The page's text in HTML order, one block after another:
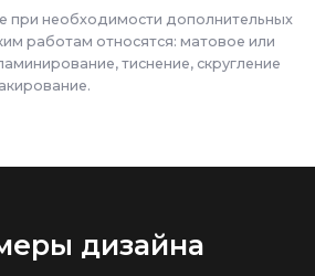
при необходимости дополнительных
работам относятся: матовое или
тиснение, скругление
дизайна